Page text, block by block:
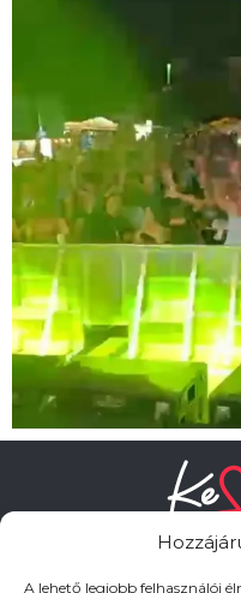
A lehető legjobb felhasználói